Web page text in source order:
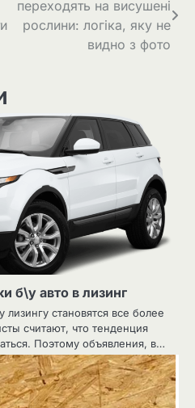
переходять на висушені
рослини: логіка, яку не
видно з фото
б\у авто в лизинг
становятся все более
считают, что тенденция
Поэтому объявления, в…